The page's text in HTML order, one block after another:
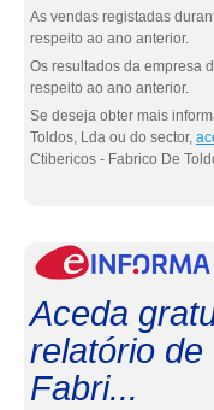
As vendas registadas
respeito ao ano anterior.
Os resultados da empresa
respeito ao ano anterior.
Se deseja obter mais
Toldos, Lda ou do sector,
Ctibericos - Fabrico De
Aceda
relatório
Fabri...